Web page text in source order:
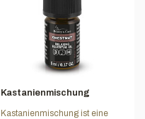
Kastanienmischung
Kastanienmischung ist eine